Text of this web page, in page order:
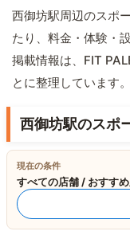
西御坊駅周辺のスポ
たり、料金・体験・
掲載情報は、FIT
とに整理しています。
西御坊駅のスポ
現在の条件
すべての店舗 / おすす